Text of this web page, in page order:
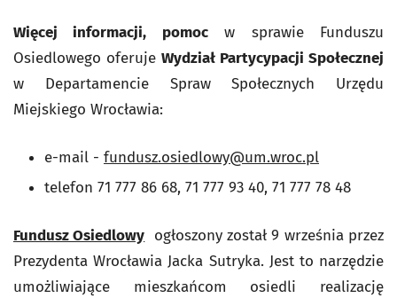
Więcej informacji, pomocw sprawie Funduszu
Osiedlowego oferuje Wydział Partycypacji Społecznej
w Departamencie Spraw Społecznych Urzędu
Miejskiego Wrocławia:
e-mail - fundusz.osiedlowy@um.wroc.pl
telefon 71 777 86 68, 71 777 93 40, 71 777 78 48
Fundusz Osiedlowy ogłoszony został 9 września przez
Prezydenta Wrocławia Jacka Sutryka. Jest to narzędzie
umożliwiające mieszkańcom osiedli realizację